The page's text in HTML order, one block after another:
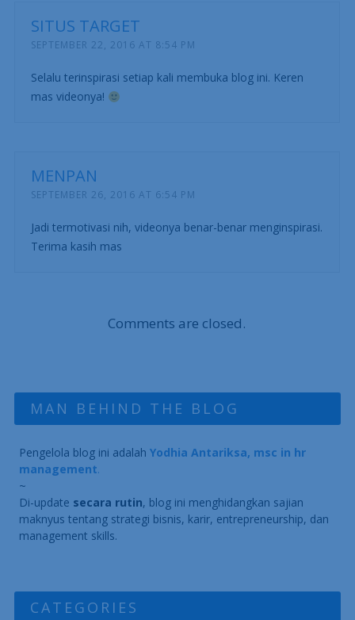
SITUS TARGET
SEPTEMBER 22, 2016 AT 8:54 PM
Selalu terinspirasi setiap kali membuka blog ini. Keren
mas videonya!
MENPAN
SEPTEMBER 26, 2016 AT 6:54 PM
Jadi termotivasi nih, videonya benar-benar menginspirasi.
Terima kasih mas
Comments are closed.
MAN BEHIND THE BLOG
Pengelola blog ini adalah Yodhia Antariksa, msc in hr
management.
~
Di-update secara rutin, blog ini menghidangkan sajian
maknyus tentang strategi bisnis, karir, entrepreneurship, dan
management skills.
CATEGORIES